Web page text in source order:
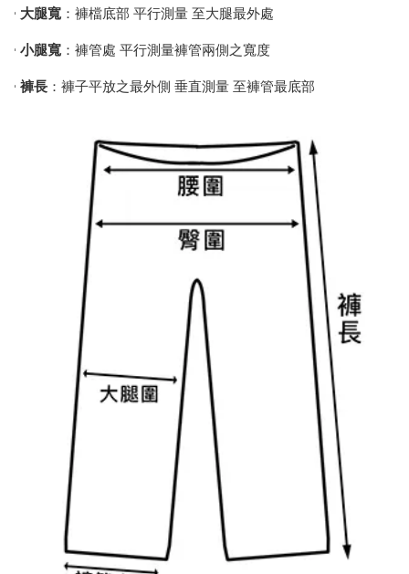
• 大腿寬 ：褲檔底部 平行測量 至大腿最外處
• 小腿寬 ：褲管處 平行測量褲管兩側之寬度
• 褲長 ：褲子平放之最外側 垂直測量 至褲管最底部